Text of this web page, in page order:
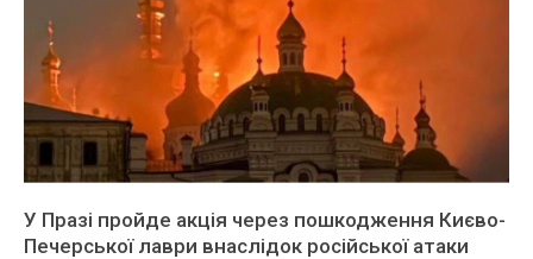
У Празі пройде акція через пошкодження Києво-
Печерської лаври внаслідок російської атаки